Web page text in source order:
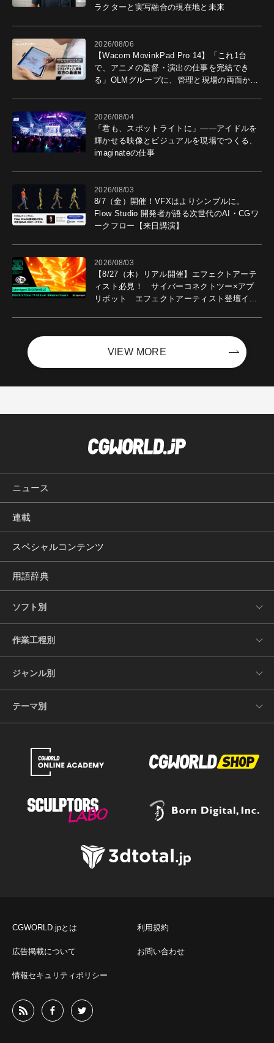
ラクターと実写融合の現在地と未来
2026/08/06
【Wacom MovinkPad Pro 14】「これ1台
で、アニメの監督・演出の仕事を完結でき
る」OLMグループに、管理と現場の両面から
2026/08/04
「君も、スポットライトに」――アイドルを
輝かせる映像とビジュアルを現場でつくる、
imaginateの仕事
2026/08/03
8/7（金）開催！VFXはよりシンプルに。
Flow Studio 開発者が語る次世代のAI・CGワ
ークフロー【来日講演】
2026/08/03
【8/27（木）リアル開催】エフェクトアーテ
ィスト必見！ サイバーコネクトツー×アプ
リボット エフェクトアーティスト登壇イベ
VIEW MORE
ニュース
連載
スペシャルコンテンツ
用語辞典
ソフト別
作業工程別
ジャンル別
テーマ別
CGWORLD.jpとは 利用規約
広告掲載について お問い合わせ
情報セキュリティポリシー